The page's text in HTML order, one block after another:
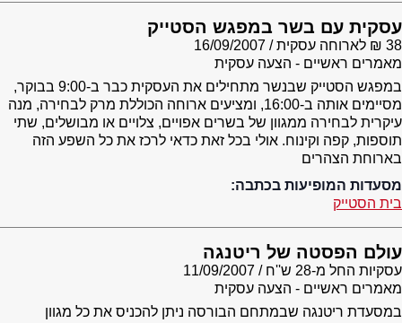
עסקית עם בשר במפגש הסטייק
38 ₪ לארוחה עסקית
16/09/2007
מאמרים ראשיים - הצעה עסקית
במפגש הסטייק שבנשר מתחילים את העסקית כבר ב-9:00 בבוקר,
מסיימים אותה ב-16:00, ומציעים ארוחה הכוללת מרק לבחירה, מנה
עיקרית לבחירה ממגוון של בשרים אפויים, צלויים או מבושלים, שתי
תוספות, קפה וקינוח. אולי בכל זאת כדאי לרכז את כל השפע הזה
בארוחת הצהרים
מסעדות המופיעות בכתבה:
בית הסטייק
עולם הפסטה של ריטנגה
עסקיות החל מ-28 ש''ח
11/09/2007
מאמרים ראשיים - הצעה עסקית
במסעדת ריטנגה שבמתחם הבורסה ניתן להכניס את כל מגוון